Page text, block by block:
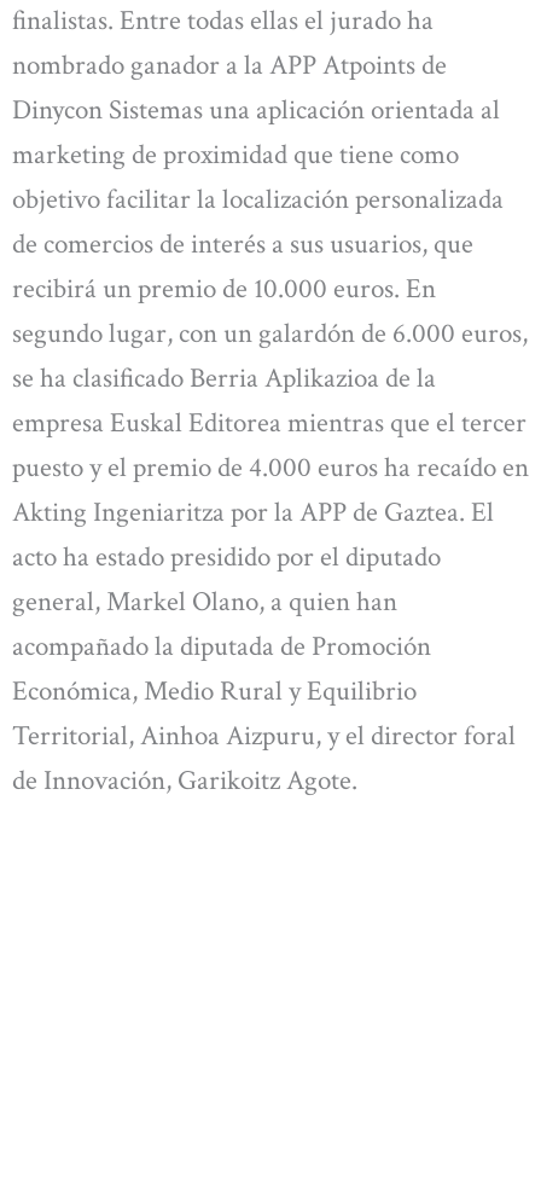
finalistas. Entre todas ellas el jurado ha
nombrado ganador a la APP Atpoints de
Dinycon Sistemas una aplicación orientada al
marketing de proximidad que tiene como
objetivo facilitar la localización personalizada
de comercios de interés a sus usuarios, que
recibirá un premio de 10.000 euros. En
segundo lugar, con un galardón de 6.000 euros,
se ha clasificado Berria Aplikazioa de la
empresa Euskal Editorea mientras que el tercer
puesto y el premio de 4.000 euros ha recaído en
Akting Ingeniaritza por la APP de Gaztea. El
acto ha estado presidido por el diputado
general, Markel Olano, a quien han
acompañado la diputada de Promoción
Económica, Medio Rural y Equilibrio
Territorial, Ainhoa Aizpuru, y el director foral
de Innovación, Garikoitz Agote.